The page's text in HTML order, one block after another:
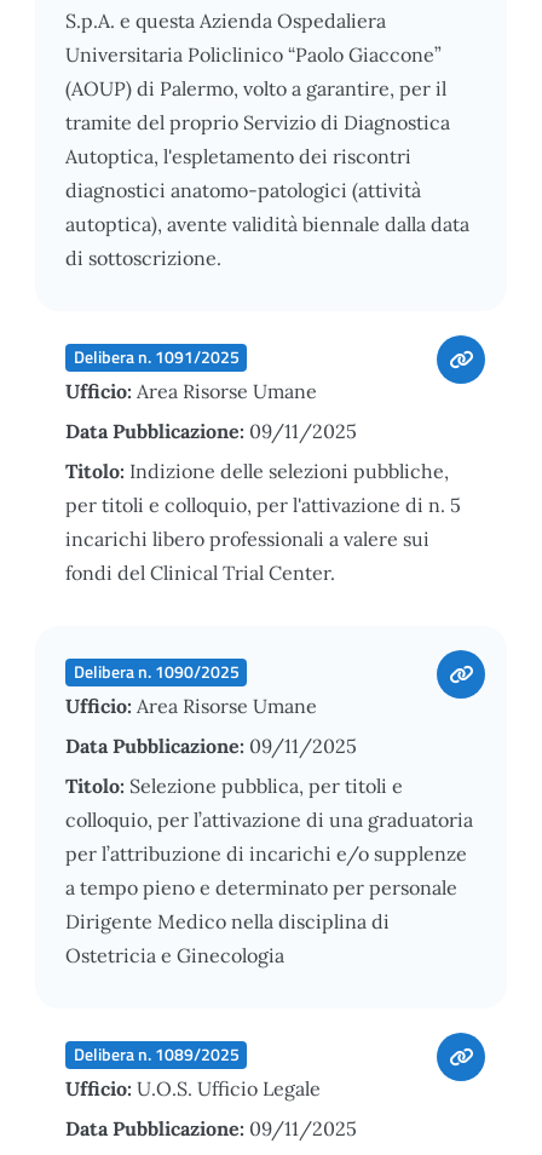
S.p.A. e questa Azienda Ospedaliera
Universitaria Policlinico “Paolo Giaccone”
(AOUP) di Palermo, volto a garantire, per il
tramite del proprio Servizio di Diagnostica
Autoptica, l'espletamento dei riscontri
diagnostici anatomo-patologici (attività
autoptica), avente validità biennale dalla data
di sottoscrizione.
Delibera n. 1091/2025
Ufficio: Area Risorse Umane
Data Pubblicazione: 09/11/2025
Titolo: Indizione delle selezioni pubbliche,
per titoli e colloquio, per l'attivazione di n. 5
incarichi libero professionali a valere sui
fondi del Clinical Trial Center.
Delibera n. 1090/2025
Ufficio: Area Risorse Umane
Data Pubblicazione: 09/11/2025
Titolo: Selezione pubblica, per titoli e
colloquio, per l’attivazione di una graduatoria
per l’attribuzione di incarichi e/o supplenze
a tempo pieno e determinato per personale
Dirigente Medico nella disciplina di
Ostetricia e Ginecologia
Delibera n. 1089/2025
Ufficio: U.O.S. Ufficio Legale
Data Pubblicazione: 09/11/2025